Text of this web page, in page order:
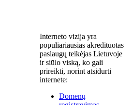
Interneto vizija yra
populiariausias akredituotas
paslaugų teikėjas Lietuvoje
ir siūlo viską, ko gali
prireikti, norint atsidurti
internete:
Domenų